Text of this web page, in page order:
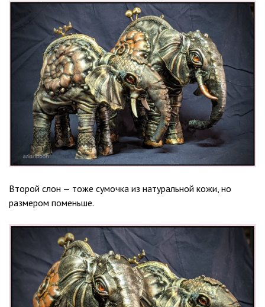
Второй слон — тоже сумочка из натуральной кожи, но
размером поменьше.